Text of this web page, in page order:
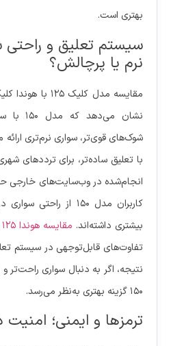
بهتری است.
سیستم تعلیق و راحتی
نرم یا پرچالش؟
نشان
با تعلیق ساده‌تر، برای ترددهای
کاربران مدل ۱۵۰ از
بیشتری داشته‌اند. مقایسه هوندا 125 با 200
تفاوت‌های قابل‌توجهی در سیستم
نتیجه، اگر به دنبال سواری راحت‌تر
۱۵۰ گزینه بهتری به‌نظر می‌رسد.
ترمزها و ایمنی؛